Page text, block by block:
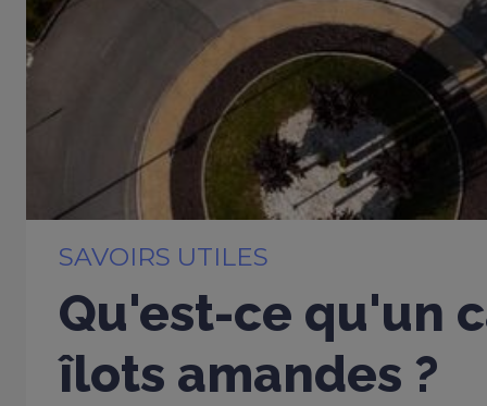
SAVOIRS UTILES
Qu'est-ce qu'un
îlots amandes ?